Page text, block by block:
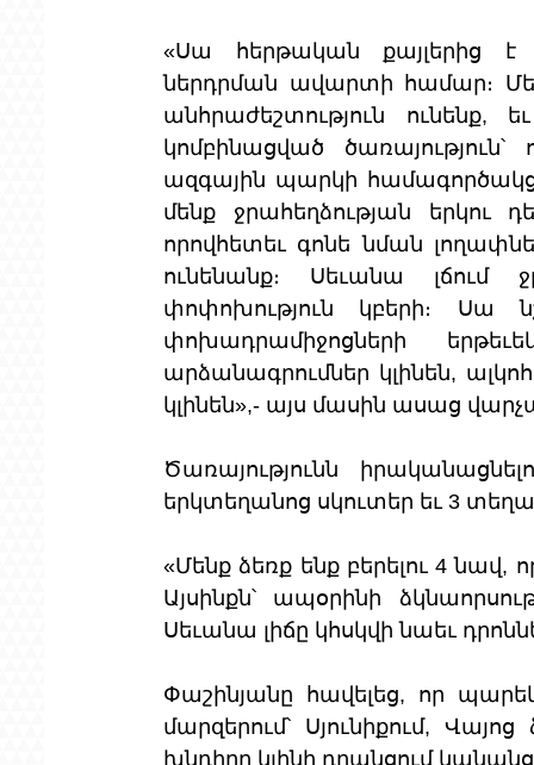
«Սա հերթական քայլերից է
ներդրման ավարտի համար։
անհրաժեշտություն ունենք,
կոմբինացված
ազգային պարկի
մենք ջրահեղձության երկու
որովհետեւ գոնե նման
ունենանք։ Սեւանա
փոփոխություն կբերի։ Սա
փոխադրամիջոցների
արձանագրումներ կլինեն,
կլինեն»,- այս մասին ասաց
Ծառայությունն
երկտեղանոց սկուտեր եւ 3
«Մենք ձեռք ենք բերելու 4
Այսինքն՝ ապօրինի
Սեւանա լիճը կհսկվի նաեւ
Փաշինյանը հավելեց, որ
մարզերում՝ Սյունիքում,
խնդիրը կլինի դրանցում